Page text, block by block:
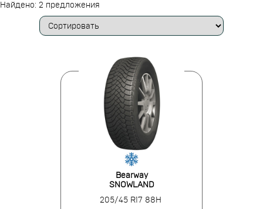
Найдено: 2 предложения
Bearway
SNOWLAND
205/45 R17 88H